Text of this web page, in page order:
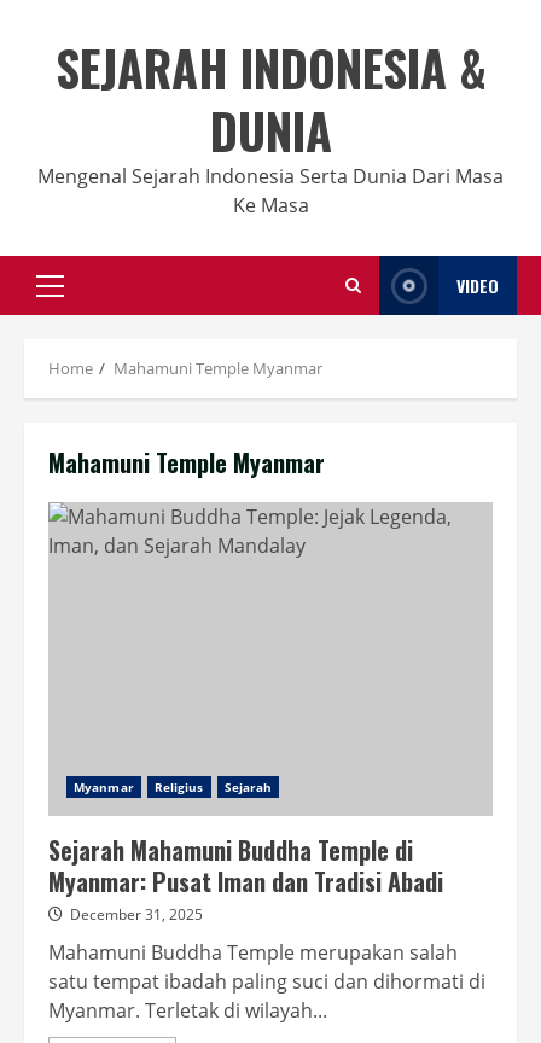
contentSEJARAH INDONESIA &
DUNIA
Mengenal Sejarah Indonesia Serta Dunia Dari Masa
Ke Masa
Primary
Menu
VIDEO
Home Mahamuni Temple Myanmar
Mahamuni Temple Myanmar
Myanmar Religius Sejarah
Sejarah Mahamuni Buddha Temple di
Myanmar: Pusat Iman dan Tradisi Abadi
December 31, 2025
Mahamuni Buddha Temple merupakan salah
satu tempat ibadah paling suci dan dihormati di
Myanmar. Terletak di wilayah...